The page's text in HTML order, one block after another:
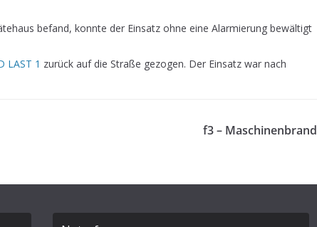
befand, konnte der Einsatz ohne eine Alarmierung bewältigt
LAST 1 zurück auf die Straße gezogen. Der Einsatz war nach
f3 – Maschinenbrand